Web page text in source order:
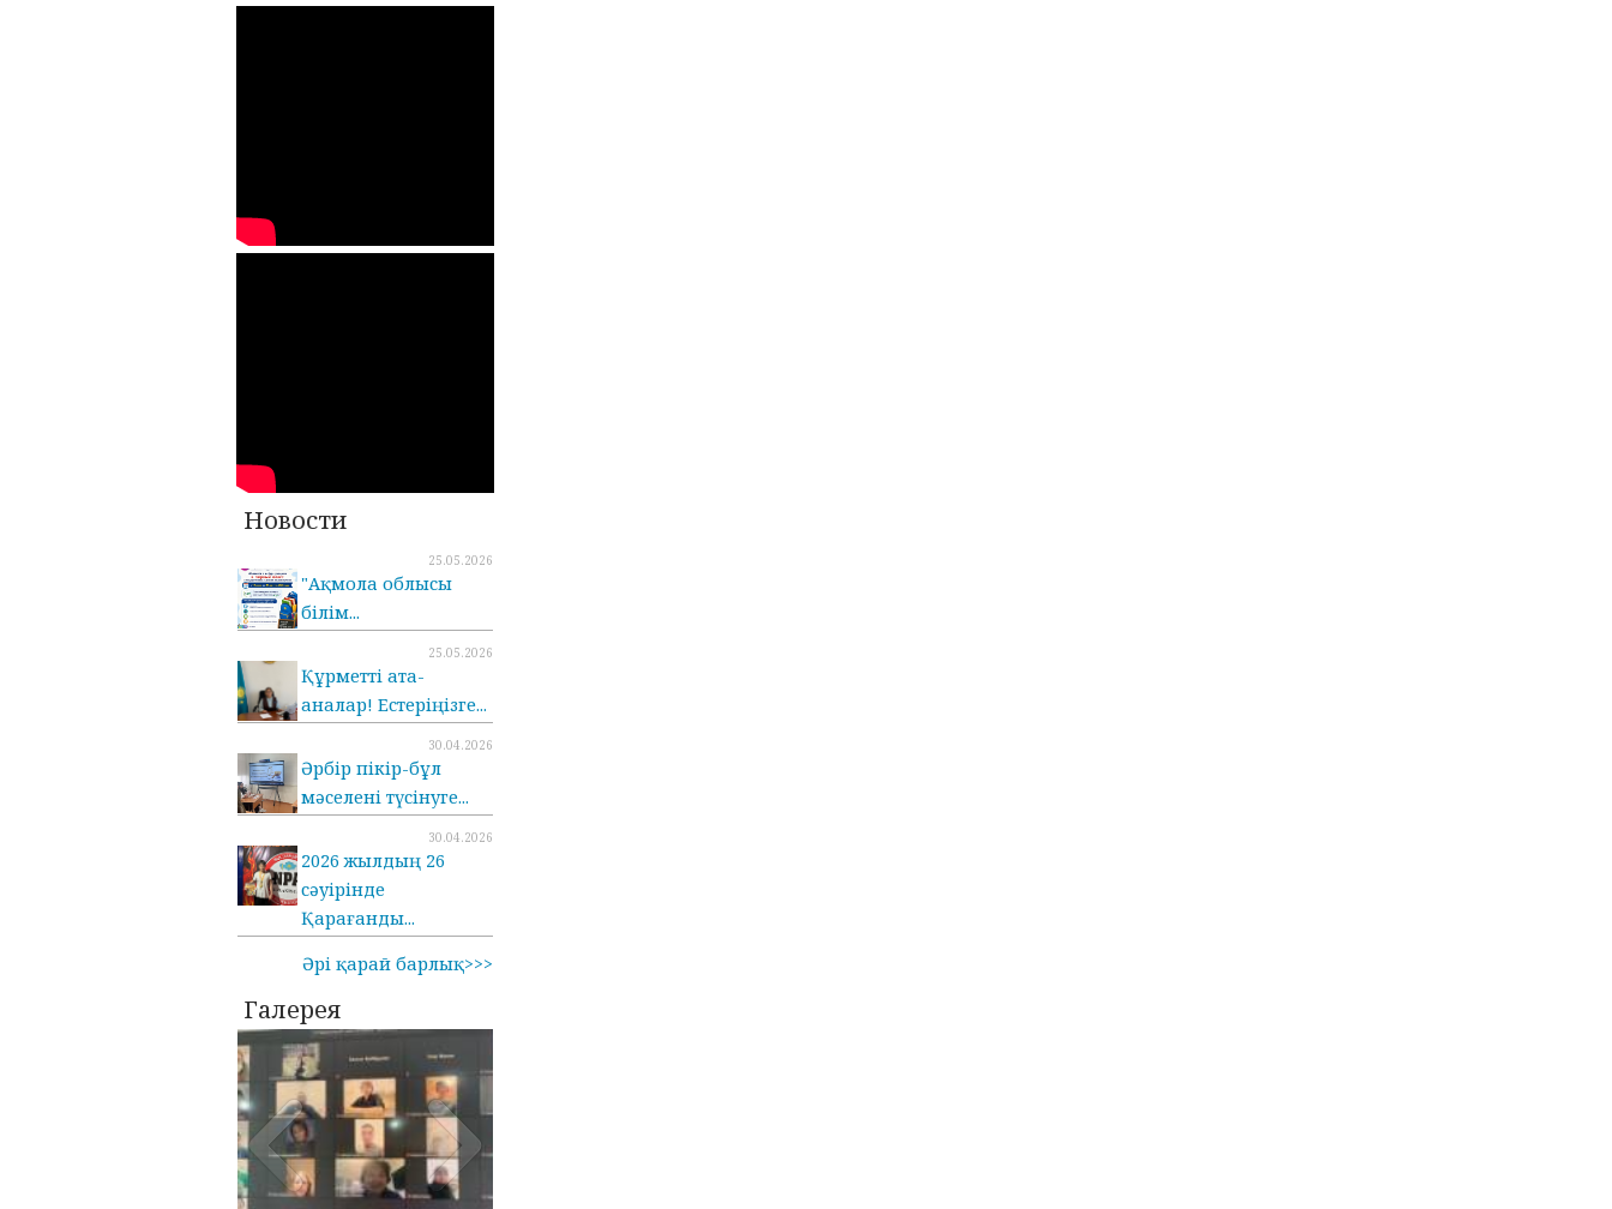
Новости
25.05.2026
"Ақмола облысы
білім...
25.05.2026
Құрметті ата-
аналар! Естеріңізге...
30.04.2026
Әрбір пікір-бұл
мәселені түсінуге...
30.04.2026
2026 жылдың 26
сәуірінде
Қарағанды...
Әрі қарай барлық>>>
Галерея